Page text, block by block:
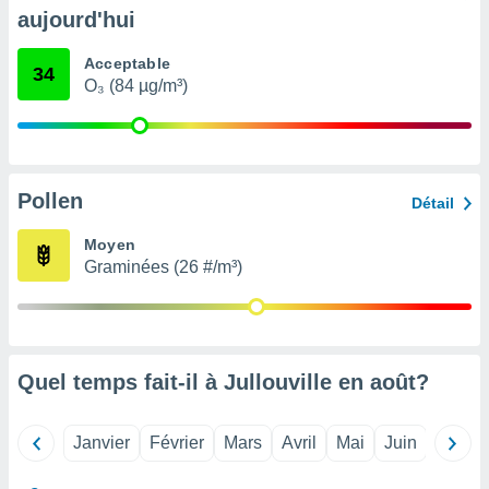
ou
de la
non
des
le
le
aujourd'hui
34 Acceptable
O₃ (84 µg/m³)
Pollen Détail
Moyen
Graminées (26 #/m³)
Quel temps fait-il à Jullouville en août?
Janvier Février Mars Avril Mai Juin Juillet